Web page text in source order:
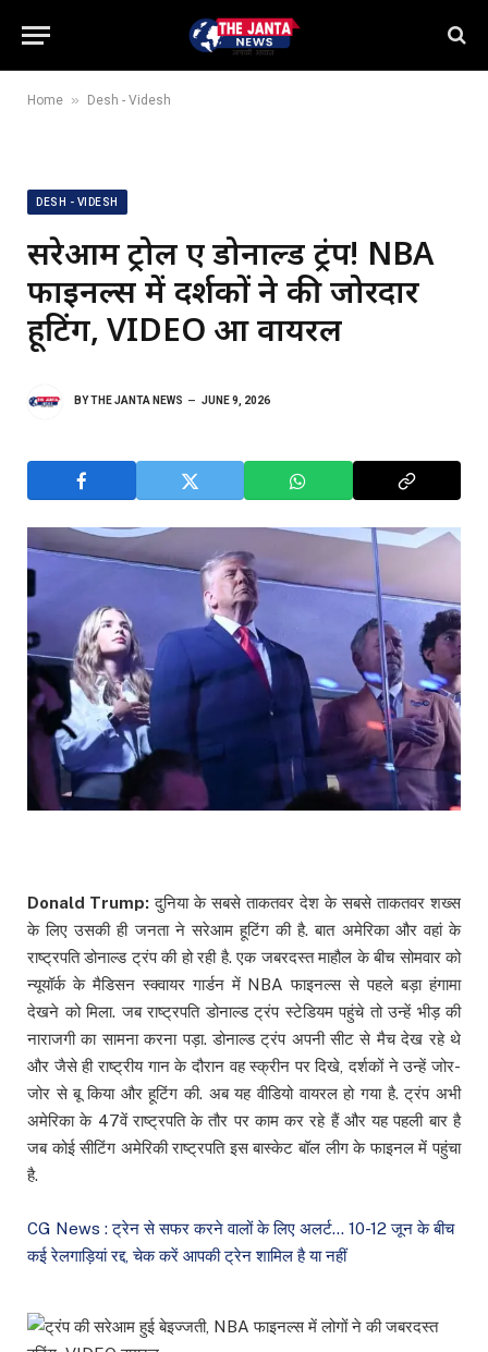
Home » Desh - Videsh
DESH - VIDESH
सरेआम ट्रोल हुए डोनाल्ड ट्रंप! NBA
फाइनल्स में दर्शकों ने की जोरदार
हूटिंग, VIDEO हुआ वायरल
BYTHE JANTA NEWS JUNE 9, 2026
Donald Trump: दुनिया के सबसे ताकतवर देश के सबसे ताकतवर शख्स
के लिए उसकी ही जनता ने सरेआम हूटिंग की है. बात अमेरिका और वहां के
राष्ट्रपति डोनाल्ड ट्रंप की हो रही है. एक जबरदस्त माहौल के बीच सोमवार को
न्यूयॉर्क के मैडिसन स्क्वायर गार्डन में NBA फाइनल्स से पहले बड़ा हंगामा
देखने को मिला. जब राष्ट्रपति डोनाल्ड ट्रंप स्टेडियम पहुंचे तो उन्हें भीड़ की
नाराजगी का सामना करना पड़ा. डोनाल्ड ट्रंप अपनी सीट से मैच देख रहे थे
और जैसे ही राष्ट्रीय गान के दौरान वह स्क्रीन पर दिखे, दर्शकों ने उन्हें जोर-
जोर से बू किया और हूटिंग की. अब यह वीडियो वायरल हो गया है. ट्रंप अभी
अमेरिका के 47वें राष्ट्रपति के तौर पर काम कर रहे हैं और यह पहली बार है
जब कोई सीटिंग अमेरिकी राष्ट्रपति इस बास्केट बॉल लीग के फाइनल में पहुंचा
है.
CG News : ट्रेन से सफर करने वालों के लिए अलर्ट… 10-12 जून के बीच
कई रेलगाड़ियां रद्द, चेक करें आपकी ट्रेन शामिल है या नहीं